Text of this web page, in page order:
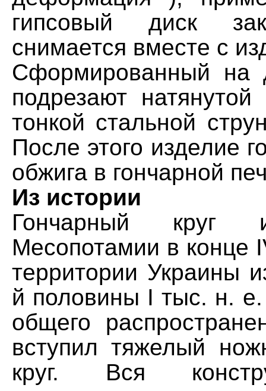
гипсовый диск
снимается вместе с
Сформированный на
подрезают
тонкой стальной
После этого изделие
обжига в гончарной
Из истории
Гончарный круг
Месопотамии в конце
территории Украины
й половины I тыс. н.
общего
вступил тяжелый
круг. Вся